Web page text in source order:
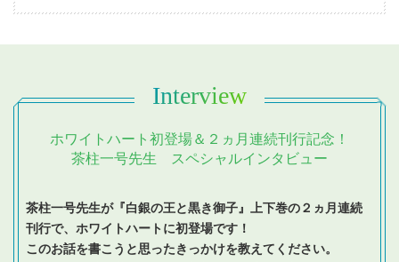
Interview
ホワイトハート初登場＆２ヵ月連続刊行記念！
茶柱一号先生 スペシャルインタビュー
茶柱一号先生が『白銀の王と黒き御子』上下巻の２ヵ月連続
刊行で、ホワイトハートに初登場です！
このお話を書こうと思ったきっかけを教えてください。